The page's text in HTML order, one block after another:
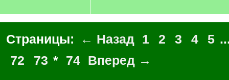
Страницы: ← Назад 1 2 3 4 5
72
73 * 74 Вперед →